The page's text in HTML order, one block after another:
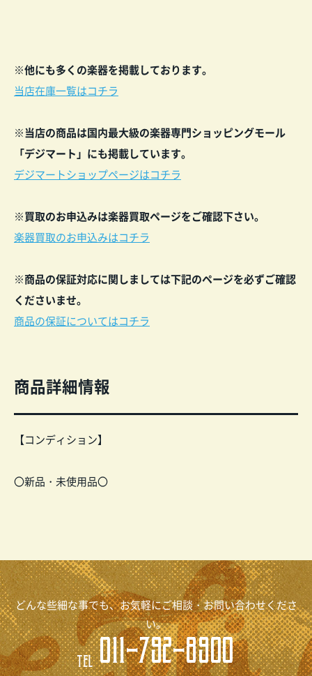
※他にも多くの楽器を掲載しております。
当店在庫一覧はコチラ
※当店の商品は国内最大級の楽器専門ショッピングモール
「デジマート」にも掲載しています。
デジマートショップページはコチラ
※買取のお申込みは楽器買取ページをご確認下さい。
楽器買取のお申込みはコチラ
※商品の保証対応に関しましては下記のページを必ずご確認
くださいませ。
商品の保証についてはコチラ
商品詳細情報
【コンディション】
〇新品・未使用品〇
どんな些細な事でも、お気軽にご相談・お問い合わせくださ
い。
TEL 011-792-8900